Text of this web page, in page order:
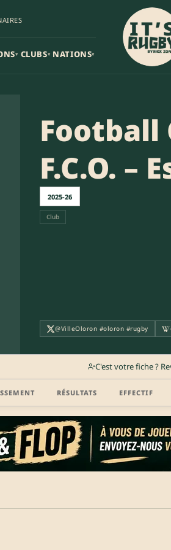
▾ CLUBS▾ NATIONS▾
Football
F.C.O. –
2025-26
Club
@VilleOloron #oloron #rugby
C'est votre fiche ?
RÉSULTATS EFFECTIF